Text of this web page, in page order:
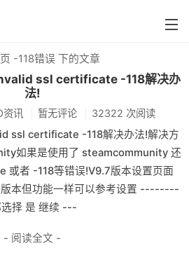
farmskins
88dog
flamecases
88hash-jp
-118错误 下的文章
ssl certificate -118解决办
法!
资讯 暂无评论 32322 次阅读
ssl certificate -118解决办法!解决方
如果是使用了 steamcommunity 还
者 -118等错误!V9.7版本设置页面
版本但功能一样可以参考设置 --------
择 是 继续 ---
- 阅读全文 -